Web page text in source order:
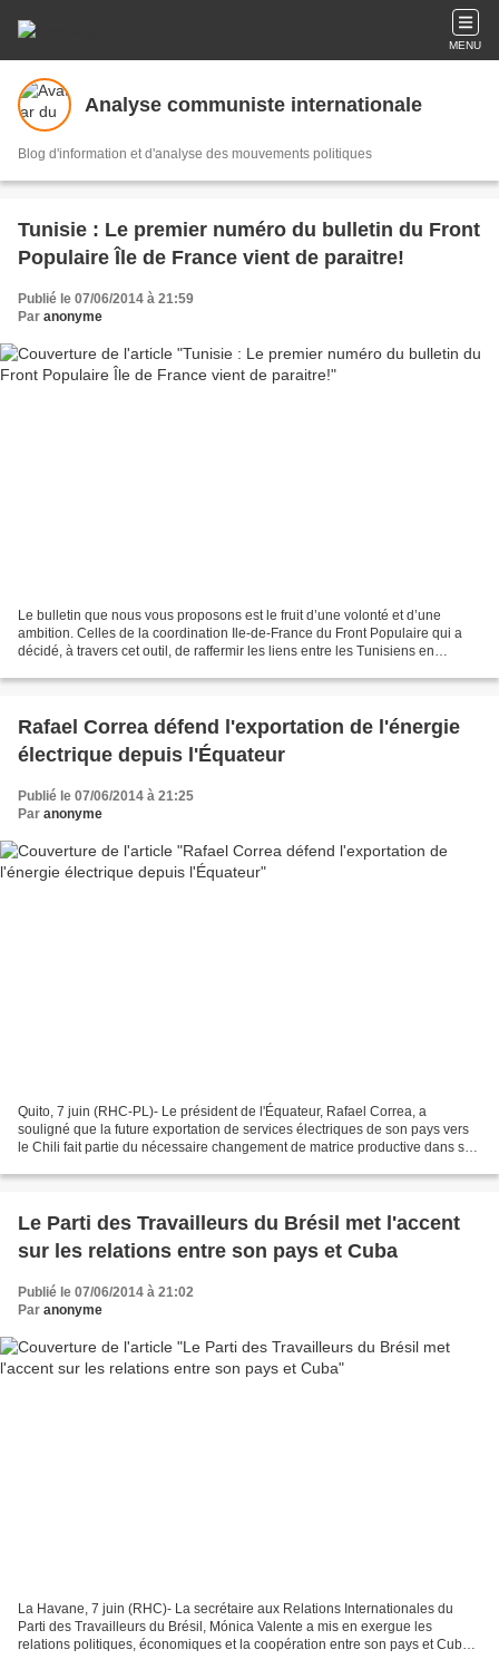
MENU
Analyse communiste internationale
Blog d'information et d'analyse des mouvements politiques
Tunisie : Le premier numéro du bulletin du Front
Populaire Île de France vient de paraitre!
Publié le 07/06/2014 à 21:59
Par anonyme
Le bulletin que nous vous proposons est le fruit d’une volonté et d’une
ambition. Celles de la coordination Ile-de-France du Front Populaire qui a
décidé, à travers cet outil, de raffermir les liens entre les Tunisiens en
Rafael Correa défend l'exportation de l'énergie
électrique depuis l'Équateur
Publié le 07/06/2014 à 21:25
Par anonyme
Quito, 7 juin (RHC-PL)- Le président de l'Équateur, Rafael Correa, a
souligné que la future exportation de services électriques de son pays vers
le Chili fait partie du nécessaire changement de matrice productive dans son
Le Parti des Travailleurs du Brésil met l'accent
sur les relations entre son pays et Cuba
Publié le 07/06/2014 à 21:02
Par anonyme
La Havane, 7 juin (RHC)- La secrétaire aux Relations Internationales du
Parti des Travailleurs du Brésil, Mónica Valente a mis en exergue les
relations politiques, économiques et la coopération entre son pays et Cuba.